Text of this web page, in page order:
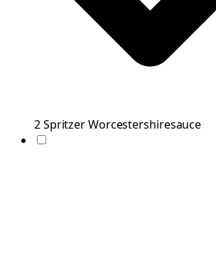
2SpritzerWorcestershiresauce